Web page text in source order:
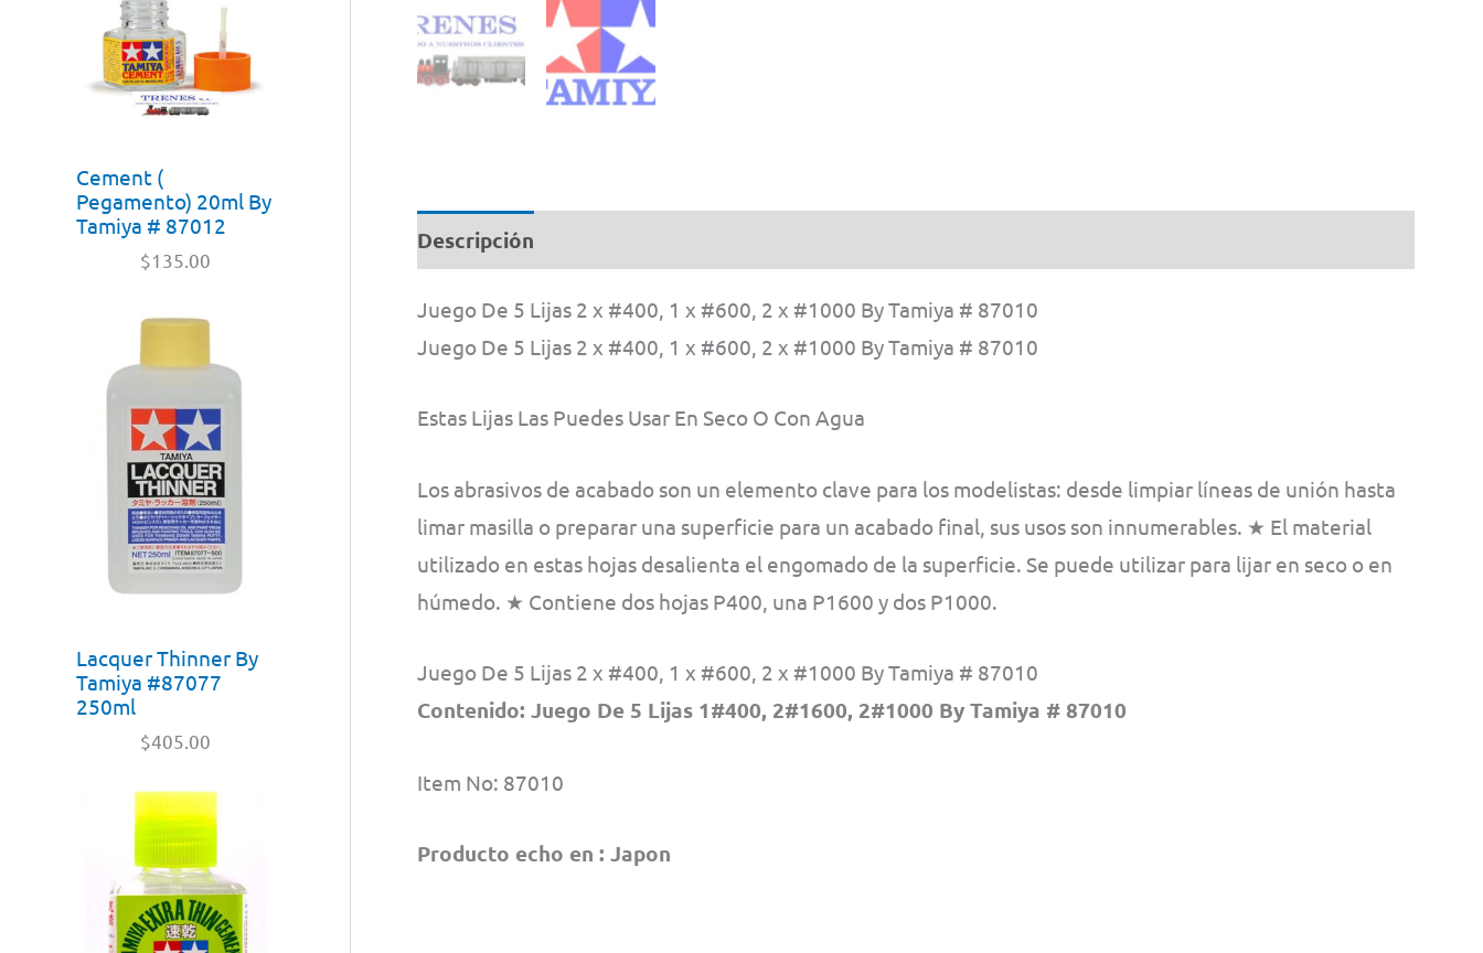
Cement (
Pegamento) 20ml By
Tamiya # 87012
$135.00
Lacquer Thinner By
Tamiya #87077
250ml
$405.00
Tamiya
#
87010
Descripción
Juego De 5 Lijas 2 x #400, 1 x #600, 2 x #1000 By Tamiya # 87010
Juego De 5 Lijas 2 x #400, 1 x #600, 2 x #1000 By Tamiya # 87010
Estas Lijas Las Puedes Usar En Seco O Con Agua
Los abrasivos de acabado son un elemento clave para los modelistas: desde limpiar líneas de unión hasta
limar masilla o preparar una superficie para un acabado final, sus usos son innumerables. ★ El material
utilizado en estas hojas desalienta el engomado de la superficie. Se puede utilizar para lijar en seco o en
húmedo. ★ Contiene dos hojas P400, una P1600 y dos P1000.
Juego De 5 Lijas 2 x #400, 1 x #600, 2 x #1000 By Tamiya # 87010
Contenido: Juego De 5 Lijas 1#400, 2#1600, 2#1000 By Tamiya # 87010
Item No: 87010
Producto echo en : Japon